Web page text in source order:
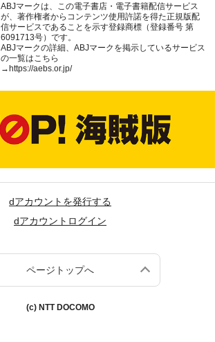
ABJマークは、この電子書店・電子書籍配信サービス
が、著作権者からコンテンツ使用許諾を得た正規版配
信サービスであることを示す登録商標（登録番号 第
6091713号）です。
ABJマークの詳細、ABJマークを掲示しているサービス
の一覧はこちら
→https://aebs.or.jp/
dアカウントを発行する
dアカウントログイン
ページトップへ
(c) NTT DOCOMO